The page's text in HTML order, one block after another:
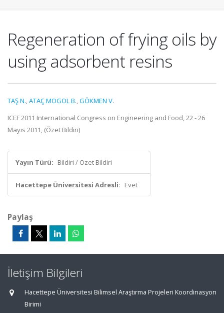
Regeneration of frying oils by
using adsorbent resins
TAŞ N.,ATAÇ MOGOL B.,GÖKMEN V.
ICEF 2011 International Congress on Engineering and Food, 22 - 26
Mayıs 2011, (Özet Bildiri)
Yayın Türü: Bildiri / Özet Bildiri
Hacettepe Üniversitesi Adresli: Evet
Paylaş
İletişim Bilgileri
Hacettepe Üniversitesi Bilimsel Araştırma Projeleri Koordinasyon
Birimi